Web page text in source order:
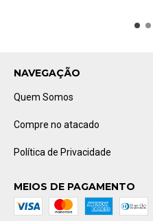
NAVEGAÇÃO
Quem Somos
Compre no atacado
Política de Privacidade
MEIOS DE PAGAMENTO